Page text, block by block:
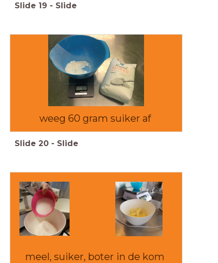
Slide 19 - Slide
weeg 60 gram suiker af
Slide 20 - Slide
meel, suiker, boter in de kom